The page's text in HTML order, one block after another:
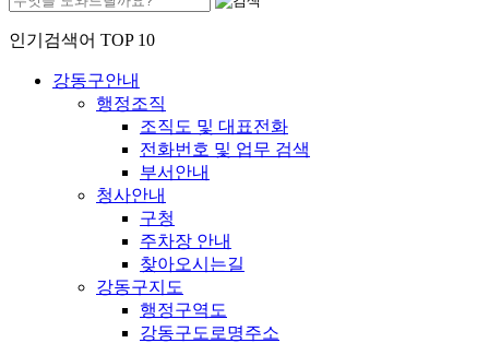
인기검색어 TOP 10
강동구안내
행정조직
조직도 및 대표전화
전화번호 및 업무 검색
부서안내
청사안내
구청
주차장 안내
찾아오시는길
강동구지도
행정구역도
강동구도로명주소